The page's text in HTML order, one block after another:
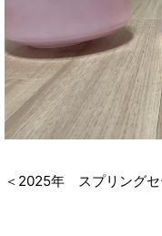
＜2025年 スプリングセ